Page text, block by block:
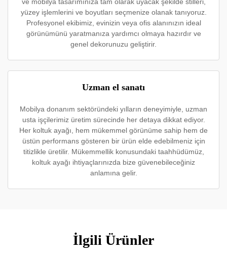
yüzey işlemlerini ve boyutları seçmenize olanak tanıyoruz.
Profesyonel ekibimiz, evinizin veya ofis alanınızın ideal
görünümünü yaratmanıza yardımcı olmaya hazırdır ve
genel dekorunuzu geliştirir.
Uzman el sanatı
Mobilya donanım sektöründeki yılların deneyimiyle, uzman
usta işçilerimiz üretim sürecinde her detaya dikkat ediyor.
Her koltuk ayağı, hem mükemmel görünüme sahip hem de
üstün performans gösteren bir ürün elde edebilmeniz için
titizlikle üretilir. Mükemmellik konusundaki taahhüdümüz,
koltuk ayağı ihtiyaçlarınızda bize güvenebileceğiniz
anlamına gelir.
İlgili Ürünler